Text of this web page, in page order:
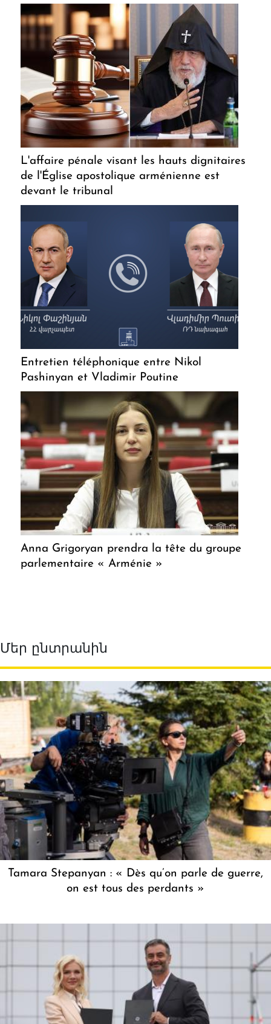
L'affaire pénale visant les hauts dignitaires
de l'Église apostolique arménienne est
devant le tribunal
Entretien téléphonique entre Nikol
Pashinyan et Vladimir Poutine
Anna Grigoryan prendra la tête du groupe
parlementaire « Arménie »
Մեր ընտրանին
Tamara Stepanyan : « Dès qu’on parle de guerre,
on est tous des perdants »